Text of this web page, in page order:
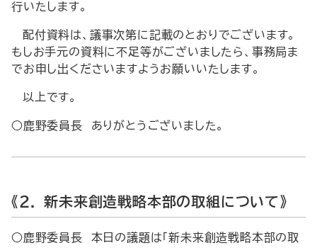
行いたします。
配付資料は、議事次第に記載のとおりでございます。
もしお手元の資料に不足等がございましたら、事務局ま
でお申し出くださいますようお願いいたします。
以上です。
○鹿野委員長 ありがとうございました。
《２． 新未来創造戦略本部の取組について》
○鹿野委員長 本日の議題は「新未来創造戦略本部の取